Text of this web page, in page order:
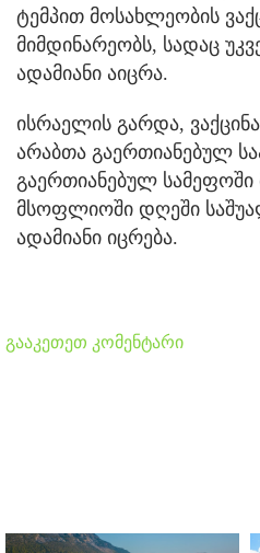
ტემპით მოსახლეობის
მიმდინარეობს, სადაც
ადამიანი აიცრა.
ისრაელის გარდა,
არაბთა გაერთიანებულ
გაერთიანებულ სამეფოში
მსოფლიოში დღეში
ადამიანი იცრება.
გააკეთეთ კომენტარი